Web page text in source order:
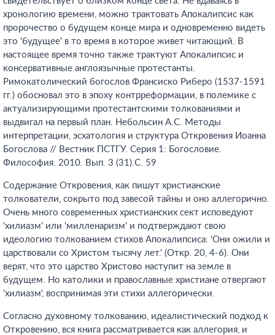
хронологию времени, можно трактовать Апокалипсис как
пророчество о будущем конце мира и одновременно видеть
это 'будущее' в то время в которое живет читающий. В
настоящее время точно также трактуют Апокалипсис и
консервативные англоязычные протестанты.
Римокатолический богослов Франсиско Риберо (1537-1591
гг.) обосновал это в эпоху контрреформации, в полемике с
актуализирующими протестантскими толкованиями и
выдвигал на первый план. Небольсин А.С. Методы
интерпретации, эсхатология и структура Откровения Иоанна
Богослова // Вестник ПСТГУ. Серия 1: Богословие.
Философия. 2010. Вып. 3 (31).С. 59
Содержание Откровения, как пишут христианские
толкователи, сокрыто под завесой тайны и оно аллегорично.
Очень много современных христианских сект исповедуют
'хилиазм' или 'милленаризм' и подтверждают свою
идеологию толкованием стихов Апокалипсиса: 'Они ожили и
царствовали со Христом тысячу лет.' (Откр. 20, 4-6). Они
верят, что это царство Христово наступит на земле в
будущем. Но католики и православные христиане отвергают
'хилиазм', воспринимая эти стихи аллегорически.
Согласно духовному толкованию, идеалистический подход к
Откровению, вся книга рассматривается как аллегория, и